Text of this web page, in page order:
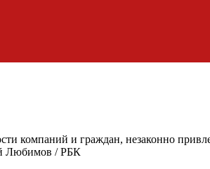
компаний и граждан, незаконно
Любимов / РБК